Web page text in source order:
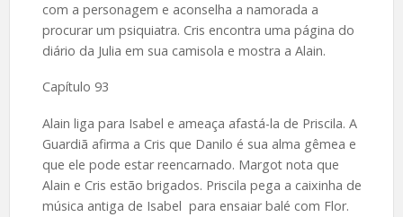
com a personagem e aconselha a namorada a
procurar um psiquiatra. Cris encontra uma página do
diário da Julia em sua camisola e mostra a Alain.
Capítulo 93
Alain liga para Isabel e ameaça afastá-la de Priscila. A
Guardiã afirma a Cris que Danilo é sua alma gêmea e
que ele pode estar reencarnado. Margot nota que
Alain e Cris estão brigados. Priscila pega a caixinha de
música antiga de Isabel para ensaiar balé com Flor.